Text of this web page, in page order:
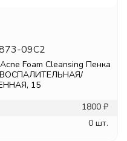
09C2
Foam Cleansing Пенка
15
1800 ₽
0 шт.